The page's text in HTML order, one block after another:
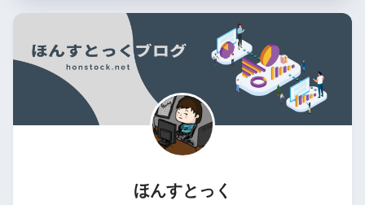
ほんすとっく